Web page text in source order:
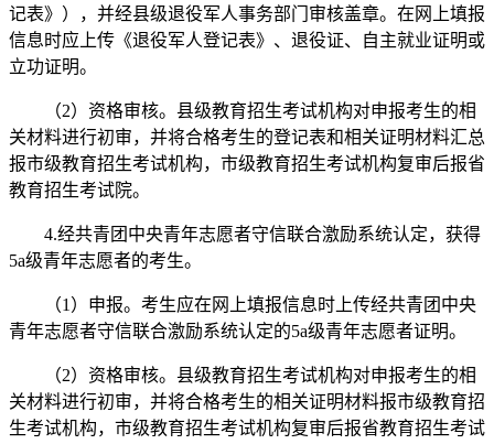
记表》），并经县级退役军人事务部门审核盖章。在网上填报
信息时应上传《退役军人登记表》、退役证、自主就业证明或
立功证明。
（2）资格审核。县级教育招生考试机构对申报考生的相
关材料进行初审，并将合格考生的登记表和相关证明材料汇总
报市级教育招生考试机构，市级教育招生考试机构复审后报省
教育招生考试院。
4.经共青团中央青年志愿者守信联合激励系统认定，获得
5a级青年志愿者的考生。
（1）申报。考生应在网上填报信息时上传经共青团中央
青年志愿者守信联合激励系统认定的5a级青年志愿者证明。
（2）资格审核。县级教育招生考试机构对申报考生的相
关材料进行初审，并将合格考生的相关证明材料报市级教育招
生考试机构，市级教育招生考试机构复审后报省教育招生考试